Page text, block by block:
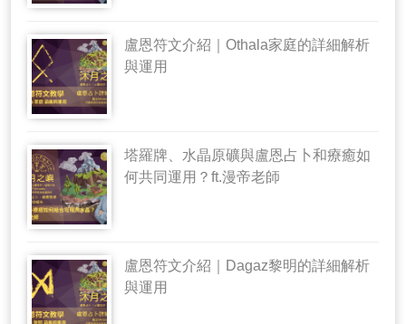
盧恩符文介紹｜Othala家庭的詳細解析
與運用
塔羅牌、水晶原礦與盧恩占卜和療癒如
何共同運用？ft.漫帝老師
盧恩符文介紹｜Dagaz黎明的詳細解析
與運用